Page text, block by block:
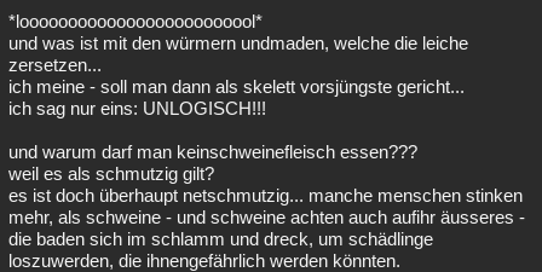
*looooooooooooooooooooooool*
und was ist mit den würmern undmaden, welche die leiche
zersetzen...
ich meine - soll man dann als skelett vorsjüngste gericht...
ich sag nur eins: UNLOGISCH!!!
und warum darf man keinschweinefleisch essen???
weil es als schmutzig gilt?
es ist doch überhaupt netschmutzig... manche menschen stinken
mehr, als schweine - und schweine achten auch aufihr äusseres -
die baden sich im schlamm und dreck, um schädlinge
loszuwerden, die ihnengefährlich werden könnten.